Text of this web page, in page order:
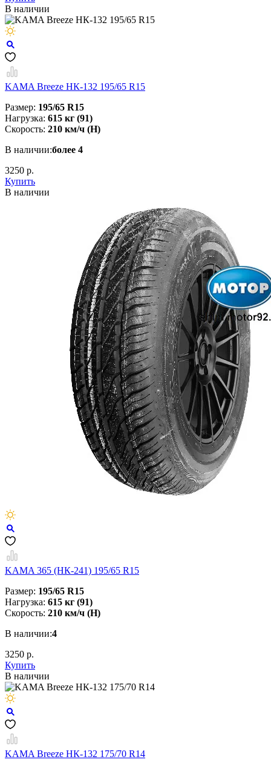
В наличии
KAMA Breeze НК-132 195/65 R15
Размер: 195/65 R15
Нагрузка: 615 кг (91)
Скорость: 210 км/ч (H)
В наличии:более 4
3250 р.
Купить
В наличии
KAMA 365 (НК-241) 195/65 R15
Размер: 195/65 R15
Нагрузка: 615 кг (91)
Скорость: 210 км/ч (H)
В наличии:4
3250 р.
Купить
В наличии
KAMA Breeze НК-132 175/70 R14